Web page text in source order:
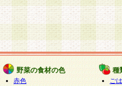
野菜の食材の色
赤色
種
ご